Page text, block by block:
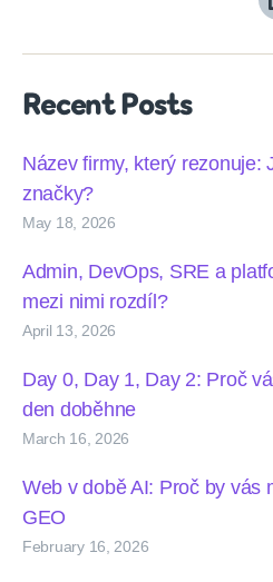
Recent Posts
Název firmy, který rezonuje:
značky?
May 18, 2026
Admin, DevOps, SRE a
mezi nimi rozdíl?
April 13, 2026
Day 0, Day 1, Day 2: Proč
den doběhne
March 16, 2026
Web v době AI: Proč by vás
GEO
February 16, 2026